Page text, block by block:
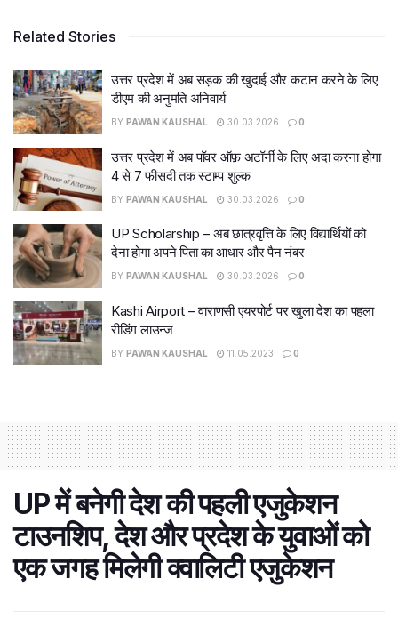
Related Stories
उत्तर प्रदेश में अब सड़क की खुदाई और कटान करने के लिए
डीएम की अनुमति अनिवार्य
BY PAWAN KAUSHAL 30.03.2026 0
उत्तर प्रदेश में अब पॉवर ऑफ़ अटॉर्नी के लिए अदा करना होगा
4 से 7 फीसदी तक स्टाम्प शुल्क
BY PAWAN KAUSHAL 30.03.2026 0
UP Scholarship – अब छात्रवृत्ति के लिए विद्यार्थियों को
देना होगा अपने पिता का आधार और पैन नंबर
BY PAWAN KAUSHAL 30.03.2026 0
Kashi Airport – वाराणसी एयरपोर्ट पर खुला देश का पहला
रीडिंग लाउन्ज
BY PAWAN KAUSHAL 11.05.2023 0
UP में बनेगी देश की पहली एजुकेशन
टाउनशिप, देश और प्रदेश के युवाओं को
एक जगह मिलेगी क्वालिटी एजुकेशन